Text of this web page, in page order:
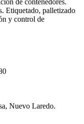
Etiquetado, palletizado
y control de
Nuevo Laredo.